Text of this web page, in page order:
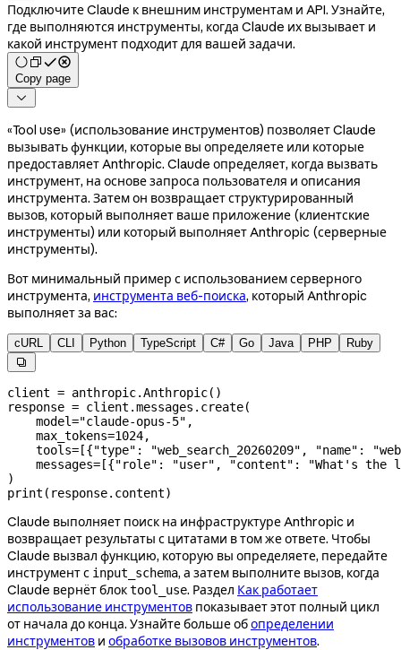
Подключите Claude к внешним инструментам и API. Узнайте,
где выполняются инструменты, когда Claude их вызывает и
какой инструмент подходит для вашей задачи.
Copy page

«Tool use» (использование инструментов) позволяет Claude
вызывать функции, которые вы определяете или которые
предоставляет Anthropic. Claude определяет, когда вызвать
инструмент, на основе запроса пользователя и описания
инструмента. Затем он возвращает структурированный
вызов, который выполняет ваше приложение (клиентские
инструменты) или который выполняет Anthropic (серверные
инструменты).
Вот минимальный пример с использованием серверного
инструмента, инструмента веб-поиска, который Anthropic
выполняет за вас:
cURL CLI Python TypeScript C# Go Java PHP Ruby

client = anthropic.Anthropic()
response = client.messages.create(
    model
="claude-opus-5" ,
    max_tokens
=1024,
    tools
= [{"type" : "web_search_20260209" , "name" :
    messages
= [{"role" : "user" , "content" :
"What's the
)
print (response.content)
Claude выполняет поиск на инфраструктуре Anthropic и
возвращает результаты с цитатами в том же ответе. Чтобы
Claude вызвал функцию, которую вы определяете, передайте
инструмент с input_schema, а затем выполните вызов, когда
Claude вернёт блокtool_use. Раздел Как работает
использование инструментов показывает этот полный цикл
от начала до конца. Узнайте больше обопределении
инструментов и обработке вызовов инструментов.